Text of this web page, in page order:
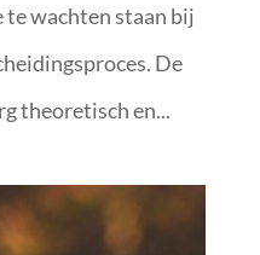
te wachten staan bij
De
theoretisch en...